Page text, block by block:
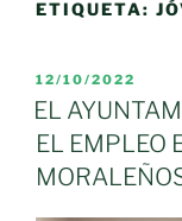
ETIQUETA:
PUBLICADO
EL
12/10/2022
EL
EL EMPLEO